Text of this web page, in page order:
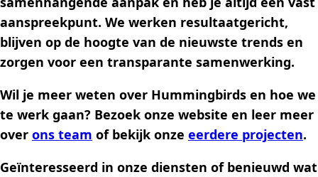
aanspreekpunt. We werken resultaatgericht,
blijven op de hoogte van de nieuwste trends en
zorgen voor een transparante samenwerking.
Wil je meer weten over Hummingbirds en hoe we
te werk gaan? Bezoek onze website en leer meer
over ons team of bekijk onze eerdere projecten.
Geïnteresseerd in onze diensten of benieuwd wat